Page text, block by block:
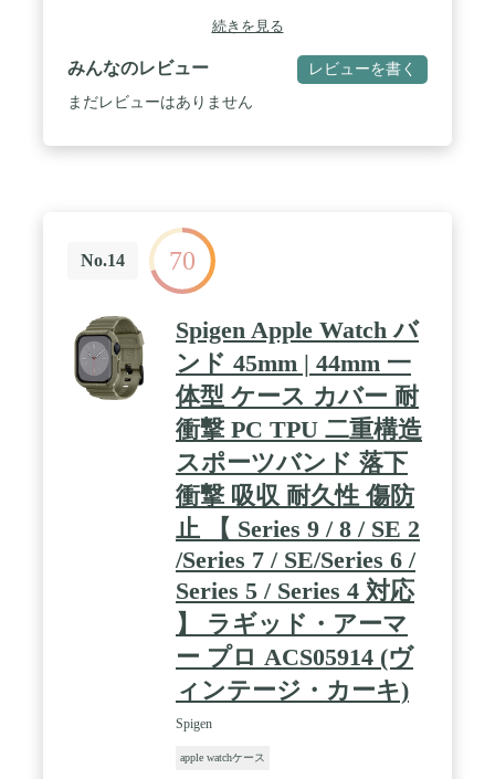
応。クラウンカバーが開閉しデジタルクラウンに指
をあてることができます。 / 医療用にも使われるサ
ージカルステンレス316L削り出し。全ての部品をひ
とつひとつ時間をかけて削り出し、手作業で丁寧に
仕上げ、微調整のあとお届けします。 / クロコ型押
続きを見る
みんなのレビュー レビューを書く
まだレビューはありません
No.14 70
Spigen Apple Watch バ
ンド 45mm | 44mm 一
体型 ケース カバー 耐
衝撃 PC TPU 二重構造
スポーツバンド 落下
衝撃 吸収 耐久性 傷防
止 【 Series 9 / 8 / SE 2
/Series 7 / SE/Series 6 /
Series 5 / Series 4 対応
】 ラギッド・アーマ
ー プロ ACS05914 (ヴ
ィンテージ・カーキ)
Spigen
apple watchケース